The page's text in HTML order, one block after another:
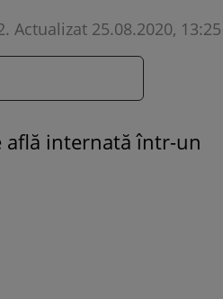
. Actualizat 25.08.2020, 13:25
află internată într-un